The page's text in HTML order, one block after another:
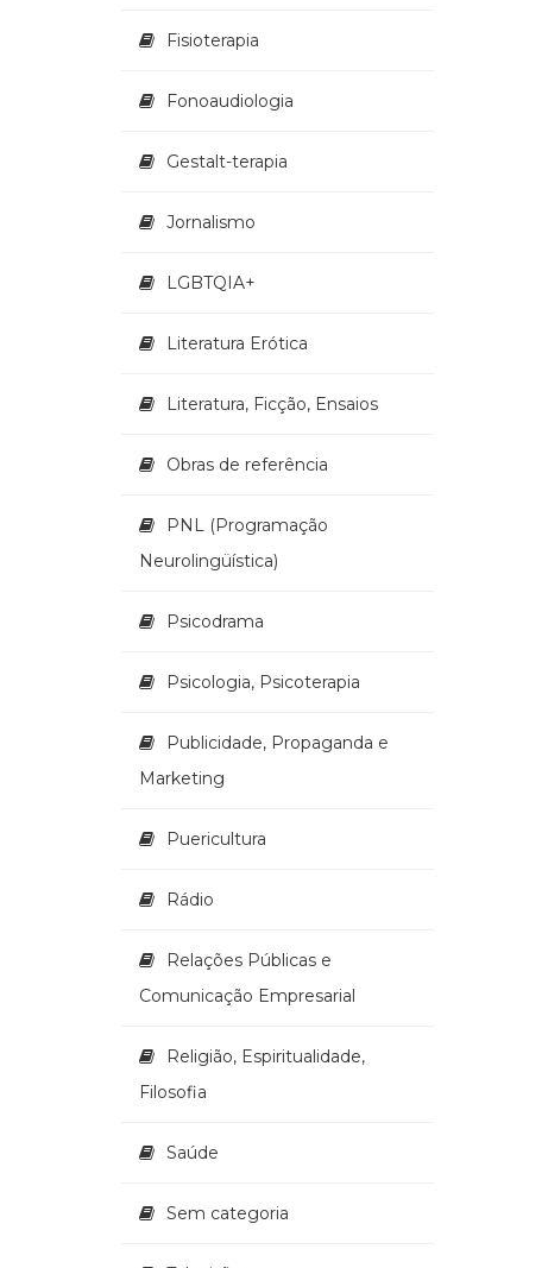
Fisioterapia
Fonoaudiologia
Gestalt-terapia
Jornalismo
LGBTQIA+
Literatura Erótica
Literatura, Ficção, Ensaios
Obras de referência
PNL (Programação
Neurolingüística)
Psicodrama
Psicologia, Psicoterapia
Publicidade, Propaganda e
Marketing
Puericultura
Rádio
Relações Públicas e
Comunicação Empresarial
Religião, Espiritualidade,
Filosofia
Saúde
Sem categoria